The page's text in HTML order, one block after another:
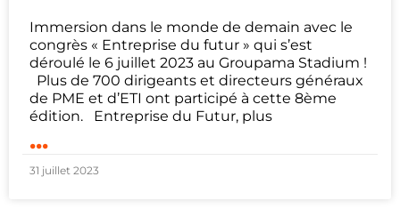
Immersion dans le monde de demain avec le
congrès « Entreprise du futur » qui s’est
déroulé le 6 juillet 2023 au Groupama Stadium !
Plus de 700 dirigeants et directeurs généraux
de PME et d’ETI ont participé à cette 8ème
édition. Entreprise du Futur, plus
...
31 juillet 2023